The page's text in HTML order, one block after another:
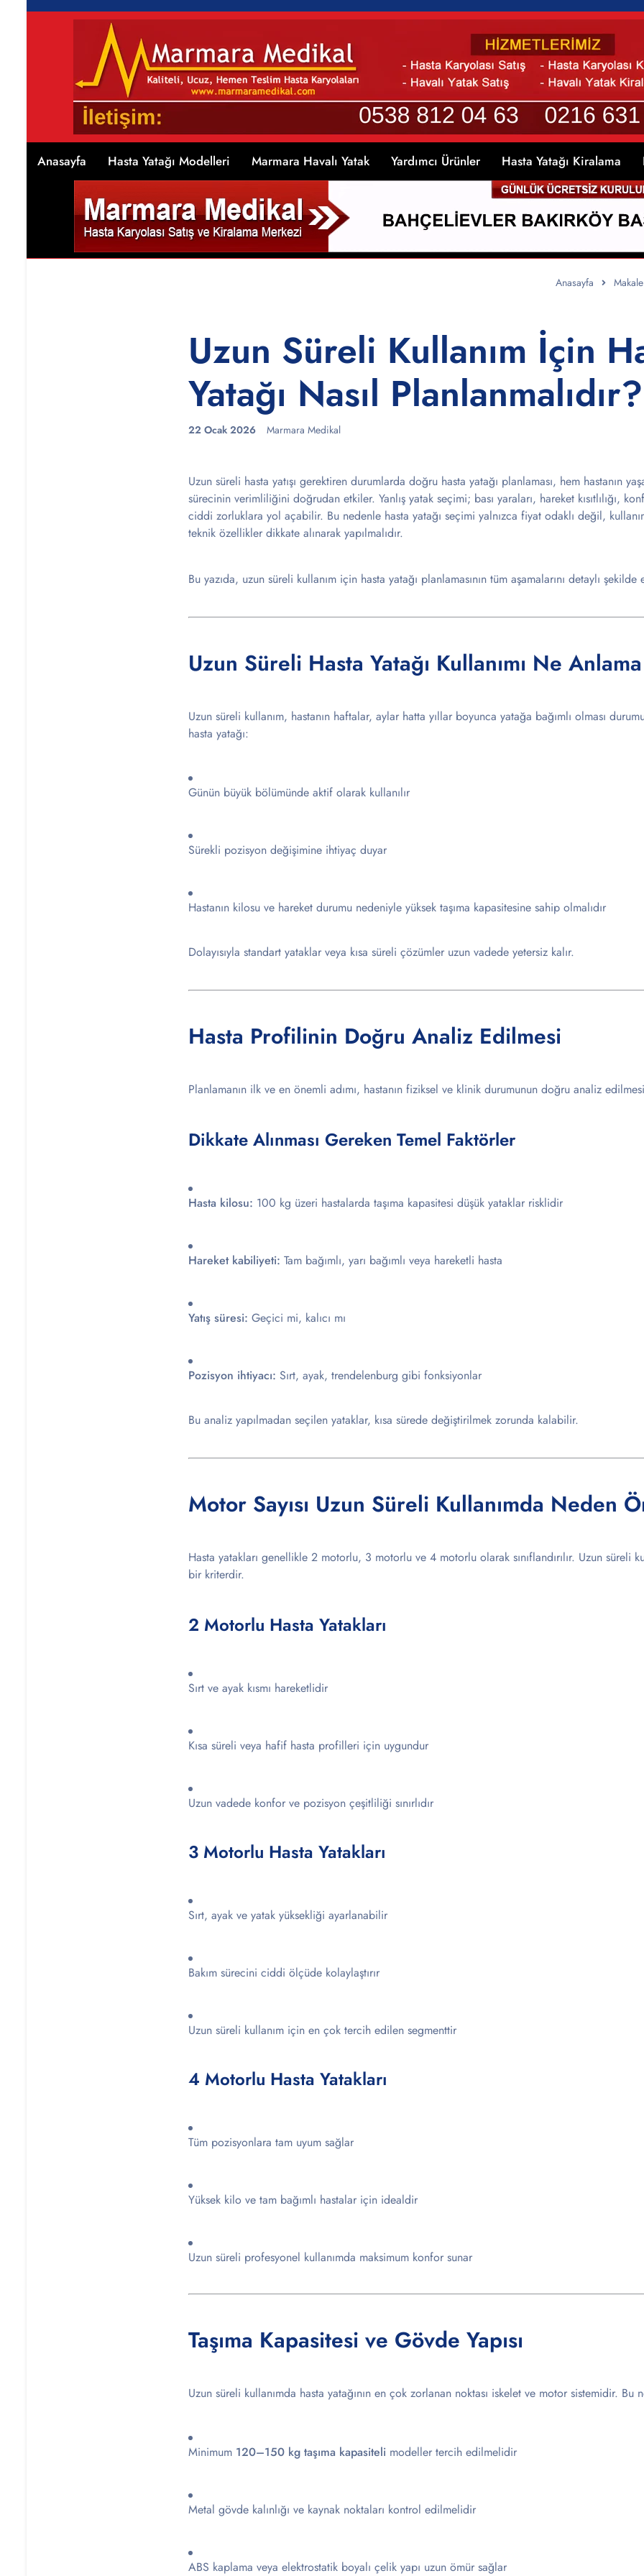
Anasayfa Hasta Yatağı Modelleri Marmara Havalı Yatak Yardımcı Ürünler Hasta Yatağı Kiralama
Anasayfa
Uzun Süreli Kullanım İçin
Yatağı Nasıl Planlanmalıdır?
22 Ocak 2026 Marmara Medikal
Uzun süreli hasta yatışı gerektiren durumlarda doğru hasta yatağı planlaması, hem hastanın
sürecinin verimliliğini doğrudan etkiler. Yanlış yatak seçimi; bası yaraları, hareket kısıtlılığı,
ciddi zorluklara yol açabilir. Bu nedenle hasta yatağı seçimi yalnızca fiyat odaklı değil,
teknik özellikler dikkate alınarak yapılmalıdır.
Bu yazıda, uzun süreli kullanım için hasta yatağı planlamasının tüm aşamalarını detaylı şekilde
Uzun Süreli Hasta Yatağı Kullanımı Ne
Uzun süreli kullanım, hastanın haftalar, aylar hatta yıllar boyunca yatağa bağımlı olması
hasta yatağı:
Günün büyük bölümünde aktif olarak kullanılır
Sürekli pozisyon değişimine ihtiyaç duyar
Hastanın kilosu ve hareket durumu nedeniyle yüksek taşıma kapasitesine sahip olmalıdır
Dolayısıyla standart yataklar veya kısa süreli çözümler uzun vadede yetersiz kalır.
Hasta Profilinin Doğru Analiz Edilmesi
Planlamanın ilk ve en önemli adımı, hastanın fiziksel ve klinik durumunun doğru analiz
Dikkate Alınması Gereken Temel Faktörler
Hasta kilosu: 100 kg üzeri hastalarda taşıma kapasitesi düşük yataklar risklidir
Hareket kabiliyeti: Tam bağımlı, yarı bağımlı veya hareketli hasta
Yatış süresi: Geçici mi, kalıcı mı
Pozisyon ihtiyacı: Sırt, ayak, trendelenburg gibi fonksiyonlar
Bu analiz yapılmadan seçilen yataklar, kısa sürede değiştirilmek zorunda kalabilir.
Motor Sayısı Uzun Süreli Kullanımda Neden
Hasta yatakları genellikle 2 motorlu, 3 motorlu ve 4 motorlu olarak sınıflandırılır. Uzun süreli
bir kriterdir.
2 Motorlu Hasta Yatakları
Sırt ve ayak kısmı hareketlidir
Kısa süreli veya hafif hasta profilleri için uygundur
Uzun vadede konfor ve pozisyon çeşitliliği sınırlıdır
3 Motorlu Hasta Yatakları
Sırt, ayak ve yatak yüksekliği ayarlanabilir
Bakım sürecini ciddi ölçüde kolaylaştırır
Uzun süreli kullanım için en çok tercih edilen segmenttir
4 Motorlu Hasta Yatakları
Tüm pozisyonlara tam uyum sağlar
Yüksek kilo ve tam bağımlı hastalar için idealdir
Uzun süreli profesyonel kullanımda maksimum konfor sunar
Taşıma Kapasitesi ve Gövde Yapısı
Uzun süreli kullanımda hasta yatağının en çok zorlanan noktası iskelet ve motor sistemidir. Bu
Minimum 120–150 kg taşıma kapasiteli modeller tercih edilmelidir
Metal gövde kalınlığı ve kaynak noktaları kontrol edilmelidir
ABS kaplama veya elektrostatik boyalı çelik yapı uzun ömür sağlar